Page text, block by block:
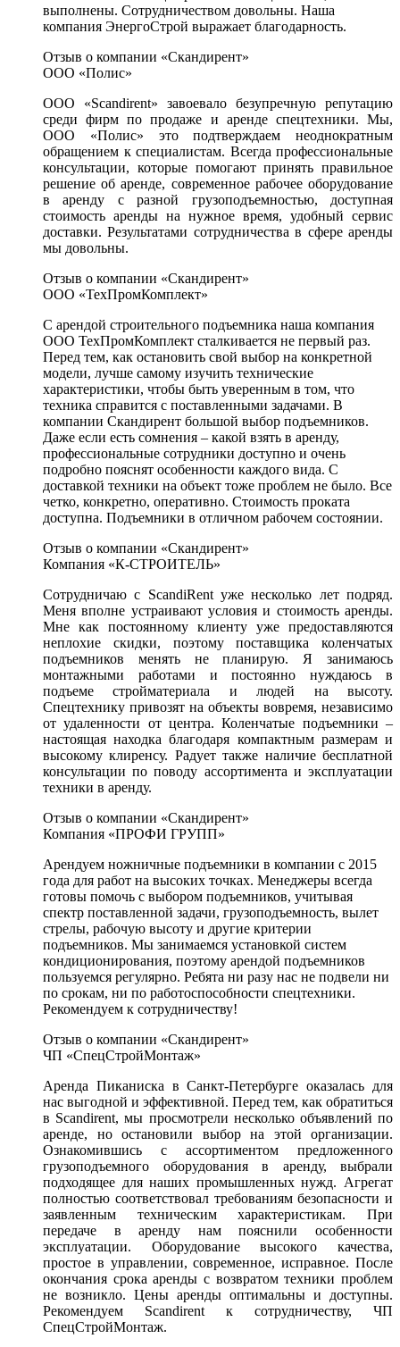
выполнены. Сотрудничеством довольны. Наша
компания ЭнергоСтрой выражает благодарность.
Отзыв о компании «Скандирент»
ООО «Полис»
ООО «Scandirent» завоевало безупречную репутацию
среди фирм по продаже и аренде спецтехники. Мы,
ООО «Полис» это подтверждаем неоднократным
обращением к специалистам. Всегда профессиональные
консультации, которые помогают принять правильное
решение об аренде, современное рабочее оборудование
в аренду с разной грузоподъемностью, доступная
стоимость аренды на нужное время, удобный сервис
доставки. Результатами сотрудничества в сфере аренды
мы довольны.
Отзыв о компании «Скандирент»
ООО «ТехПромКомплект»
С арендой строительного подъемника наша компания
ООО ТехПромКомплект сталкивается не первый раз.
Перед тем, как остановить свой выбор на конкретной
модели, лучше самому изучить технические
характеристики, чтобы быть уверенным в том, что
техника справится с поставленными задачами. В
компании Скандирент большой выбор подъемников.
Даже если есть сомнения – какой взять в аренду,
профессиональные сотрудники доступно и очень
подробно пояснят особенности каждого вида. С
доставкой техники на объект тоже проблем не было. Все
четко, конкретно, оперативно. Стоимость проката
доступна. Подъемники в отличном рабочем состоянии.
Отзыв о компании «Скандирент»
Компания «К-СТРОИТЕЛЬ»
Сотрудничаю с ScandiRent уже несколько лет подряд.
Меня вполне устраивают условия и стоимость аренды.
Мне как постоянному клиенту уже предоставляются
неплохие скидки, поэтому поставщика коленчатых
подъемников менять не планирую. Я занимаюсь
монтажными работами и постоянно нуждаюсь в
подъеме стройматериала и людей на высоту.
Спецтехнику привозят на объекты вовремя, независимо
от удаленности от центра. Коленчатые подъемники –
настоящая находка благодаря компактным размерам и
высокому клиренсу. Радует также наличие бесплатной
консультации по поводу ассортимента и эксплуатации
техники в аренду.
Отзыв о компании «Скандирент»
Компания «ПРОФИ ГРУПП»
Арендуем ножничные подъемники в компании с 2015
года для работ на высоких точках. Менеджеры всегда
готовы помочь с выбором подъемников, учитывая
спектр поставленной задачи, грузоподъемность, вылет
стрелы, рабочую высоту и другие критерии
подъемников. Мы занимаемся установкой систем
кондиционирования, поэтому арендой подъемников
пользуемся регулярно. Ребята ни разу нас не подвели ни
по срокам, ни по работоспособности спецтехники.
Рекомендуем к сотрудничеству!
Отзыв о компании «Скандирент»
ЧП «СпецСтройМонтаж»
Аренда Пиканиска в Санкт-Петербурге оказалась для
нас выгодной и эффективной. Перед тем, как обратиться
в Scandirent, мы просмотрели несколько объявлений по
аренде, но остановили выбор на этой организации.
Ознакомившись с ассортиментом предложенного
грузоподъемного оборудования в аренду, выбрали
подходящее для наших промышленных нужд. Агрегат
полностью соответствовал требованиям безопасности и
заявленным техническим характеристикам. При
передаче в аренду нам пояснили особенности
эксплуатации. Оборудование высокого качества,
простое в управлении, современное, исправное. После
окончания срока аренды с возвратом техники проблем
не возникло. Цены аренды оптимальны и доступны.
Рекомендуем Scandirent к сотрудничеству, ЧП
СпецСтройМонтаж.